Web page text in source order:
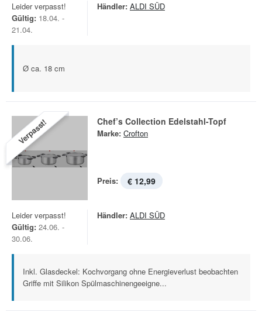
Leider verpasst!
Gültig: 18.04. -
21.04.
Händler: ALDI SÜD
Ø ca. 18 cm
Verpasst! Chef’s Collection Edelstahl-Topf
Marke: Crofton
Preis: € 12,99
Leider verpasst!
Gültig: 24.06. -
30.06.
Händler: ALDI SÜD
Inkl. Glasdeckel: Kochvorgang ohne Energieverlust beobachten
Griffe mit Silikon Spülmaschinengeeigne...